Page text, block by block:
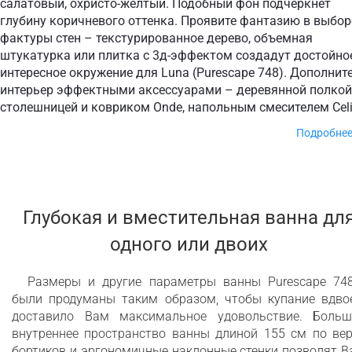
салатовый, охристо-желтый. Подобный фон подчеркнет
глубину коричневого оттенка. Проявите фантазию в
фактуры стен – текстурированное дерево, объемная
штукатурка или плитка с 3д-эффектом создадут
интересное окружение для Luna (Purescape 748).
интерьер эффектными аксессуарами – деревянной
столешницей и ковриком Onde, напольным смесителем
Подробнее
компактную модель, подходящую для ванных комнат
стандартной площади. Однако такая ванна будет
смотреться и в большом помещении, если Вы хотите
совместить душевую зону с зоной для
купания.
Изготовлено из премированного литого
камня AquateX™
Глубокая и вместительная ванна
одного или двоих
Размеры и другие параметры ванны Purescape
были продуманы таким образом, чтобы купание
доставило Вам максимальное удовольствие.
внутреннее пространство ванны длиной 155 см по